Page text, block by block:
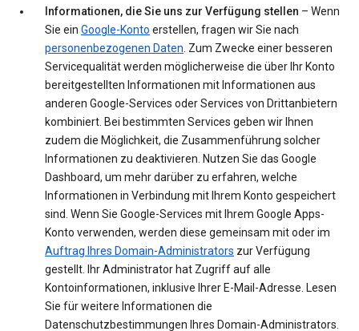
Informationen, die Sie uns zur Verfügung stellen – Wenn
Sie ein Google-Konto erstellen, fragen wir Sie nach
personenbezogenen Daten . Zum Zwecke einer besseren
Servicequalität werden möglicherweise die über Ihr Konto
bereitgestellten Informationen mit Informationen aus
anderen Google-Services oder Services von Drittanbietern
kombiniert. Bei bestimmten Services geben wir Ihnen
zudem die Möglichkeit, die Zusammenführung solcher
Informationen zu deaktivieren. Nutzen Sie das Google
Dashboard, um mehr darüber zu erfahren, welche
Informationen in Verbindung mit Ihrem Konto gespeichert
sind. Wenn Sie Google-Services mit Ihrem Google Apps-
Konto verwenden, werden diese gemeinsam mit oder im
Auftrag Ihres Domain-Administrators zur Verfügung
gestellt. Ihr Administrator hat Zugriff auf alle
Kontoinformationen, inklusive Ihrer E-Mail-Adresse. Lesen
Sie für weitere Informationen die
Datenschutzbestimmungen Ihres Domain-Administrators.